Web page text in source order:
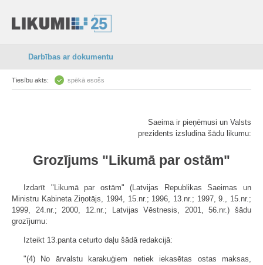
Darbības ar dokumentu
Tiesību akts: spēkā esošs
Saeima ir pieņēmusi un Valsts
prezidents izsludina šādu likumu:
Grozījums "Likumā par ostām"
Izdarīt "Likumā par ostām" (Latvijas Republikas Saeimas un
Ministru Kabineta Ziņotājs, 1994, 15.nr.; 1996, 13.nr.; 1997, 9., 15.nr.;
1999, 24.nr.; 2000, 12.nr.; Latvijas Vēstnesis, 2001, 56.nr.) šādu
grozījumu:
Izteikt 13.panta ceturto daļu šādā redakcijā:
"(4) No ārvalstu karakuģiem netiek iekasētas ostas maksas,